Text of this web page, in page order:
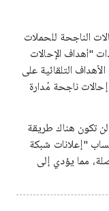
الناجحة للحملات
"أهداف الإحالات
التلقائية على
ناجحة مُدارة
لن تكون هناك طريقة
"إعلانات شبكة
مما يؤدي إلى